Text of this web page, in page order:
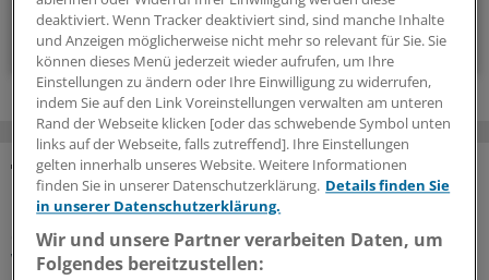
Zum Abonnieren bitte anmelden
MEHR ZUM THEMA
Geldtipp-Podcast Pferdchen trifft Fuchs
Was wir aus unseren Fehlern gelernt haben
deaktiviert. Wenn Tracker deaktiviert sind, sind manche Inhalte
und Anzeigen möglicherweise nicht mehr so relevant für Sie. Sie
können dieses Menü jederzeit wieder aufrufen, um Ihre
Einstellungen zu ändern oder Ihre Einwilligung zu widerrufen,
indem Sie auf den Link Voreinstellungen verwalten am unteren
Rand der Webseite klicken [oder das schwebende Symbol unten
links auf der Webseite, falls zutreffend]. Ihre Einstellungen
gelten innerhalb unseres Website. Weitere Informationen
finden Sie in unserer Datenschutzerklärung. Details finden Sie
in unserer Datenschutzerklärung.
Wir und unsere Partner verarbeiten Daten, um
Folgendes bereitzustellen: